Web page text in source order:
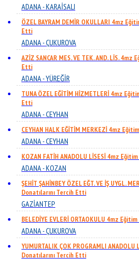
ADANA - KARAİSALI
ÖZEL BAYRAM DEMİR OKULLARI 4mz
Etti
ADANA - ÇUKUROVA
AZİZ SANCAR MES. VE TEK. AND. LİS. 4mz
Etti
ADANA - YÜREĞİR
TUNA ÖZEL EĞİTİM HİZMETLERİ 4mz
Etti
ADANA - CEYHAN
CEYHAN HALK EĞİTİM MERKEZİ 4mz
ADANA - CEYHAN
KOZAN FATİH ANADOLU LİSESİ 4mz
ADANA - KOZAN
ŞEHİT ŞAHİNBEY ÖZEL EĞT. VE İŞ UYGL.
Donatılarını Tercih Etti
GAZİANTEP
BELEDİYE EVLERİ ORTAOKULU 4mz
ADANA - ÇUKUROVA
YUMURTALIK ÇOK PROGRAMLI
Donatılarını Tercih Etti